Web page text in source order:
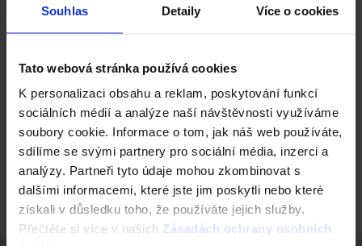
Souhlas Detaily Více o cookies
Tato webová stránka používá cookies
K personalizaci obsahu a reklam, poskytování funkcí
sociálních médií a analýze naší návštěvnosti využíváme
soubory cookie. Informace o tom, jak náš web používáte,
sdílíme se svými partnery pro sociální média, inzerci a
analýzy. Partneři tyto údaje mohou zkombinovat s
dalšími informacemi, které jste jim poskytli nebo které
získali v důsledku toho, že používáte jejich služby.
Přečtěte si více v našich Zásadách ochrany osobních
Celkově byla střecha obměněna v impozantním rozsahu 5
200 m². Nelze také zapomínat, že projekt zahrnoval i
modernizaci bezpečnosti, restaurátorské práce v
Kotrla.
Slavnostní zakončení stavebních prací proběhlo v květnu
2025. Projekt je příkladem citlivé památkové obnovy, která
dokáže spojit tradiční materiály a řemeslo s požadavky
současného provozu a trvalé udržitelnosti. Za špičkovou
pokládku této krytiny získala společnost H&B delta ocenění v
soutěži Tondach Pálená střecha 2024 v kategorii Historické
stavby.